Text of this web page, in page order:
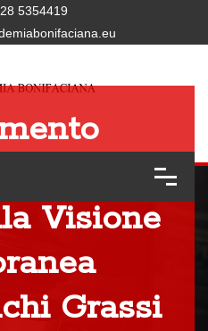
5354419
Marco
Visione
Grassi